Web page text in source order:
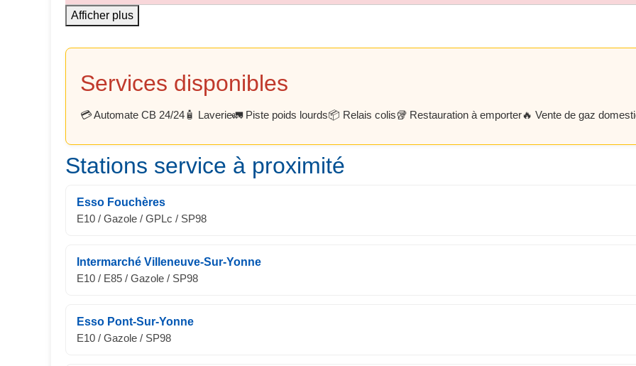
Afficher plus
Services disponibles
💳 Automate CB 24/24🧴 Laverie🚛 Piste poids lourds📦 Relais colis🥡 Restauration à emporter🔥 Vente de gaz
Stations service à proximité
Esso Fouchères
E10 / Gazole / GPLc / SP98
Intermarché Villeneuve-Sur-Yonne
E10 / E85 / Gazole / SP98
Esso Pont-Sur-Yonne
E10 / Gazole / SP98